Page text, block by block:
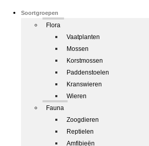
Soortgroepen
Flora
Vaatplanten
Mossen
Korstmossen
Paddenstoelen
Kranswieren
Wieren
Fauna
Zoogdieren
Reptielen
Amfibieën